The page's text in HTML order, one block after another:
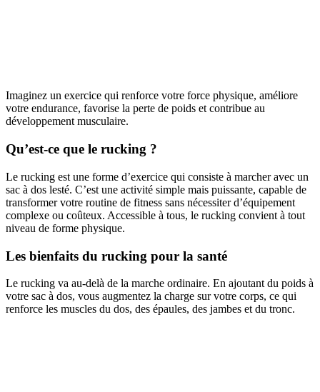
Imaginez un exercice qui renforce votre force physique, améliore
votre endurance, favorise la perte de poids et contribue au
développement musculaire.
Qu’est-ce que le rucking ?
Le rucking est une forme d’exercice qui consiste à marcher avec un
sac à dos lesté. C’est une activité simple mais puissante, capable de
transformer votre routine de fitness sans nécessiter d’équipement
complexe ou coûteux. Accessible à tous, le rucking convient à tout
niveau de forme physique.
Les bienfaits du rucking pour la santé
Le rucking va au-delà de la marche ordinaire. En ajoutant du poids à
votre sac à dos, vous augmentez la charge sur votre corps, ce qui
renforce les muscles du dos, des épaules, des jambes et du tronc.